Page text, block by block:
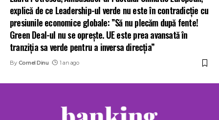
explică de ce Leadership-ul verde nu este în contradicție cu
presiunile economice globale: ”Să nu plecăm după fente!
Green Deal-ul nu se oprește. UE este prea avansată în
tranziția sa verde pentru a inversa direcția”
By Cornel Dinu 1 an ago